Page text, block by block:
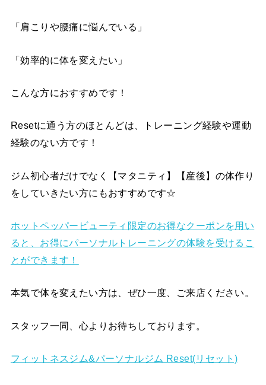
「肩こりや腰痛に悩んでいる」
「効率的に体を変えたい」
こんな方におすすめです！
Resetに通う方のほとんどは、トレーニング経験や運動
経験のない方です！
ジム初心者だけでなく【マタニティ】【産後】の体作り
をしていきたい方にもおすすめです☆
ホットペッパービューティ限定のお得なクーポンを用い
ると、お得にパーソナルトレーニングの体験を受けるこ
とができます！
本気で体を変えたい方は、ぜひ一度、ご来店ください。
スタッフ一同、心よりお待ちしております。
フィットネスジム&パーソナルジム Reset(リセット)